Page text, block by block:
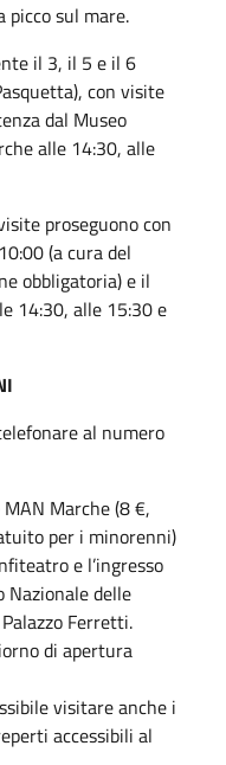
picco sul mare.
il 3, il 5 e il 6
con visite
dal Museo
alle 14:30, alle
proseguono con
(a cura del
obbligatoria) e il
14:30, alle 15:30 e
al numero
Marche (8 €,
per i minorenni)
e l’ingresso
Nazionale delle
Ferretti.
di apertura
visitare anche i
accessibili al